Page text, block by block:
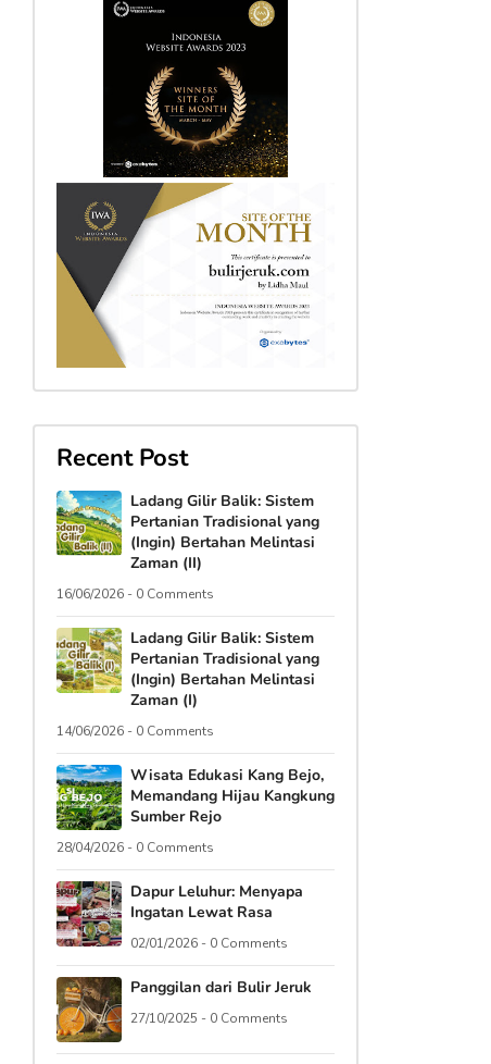
Recent Post
Ladang Gilir Balik: Sistem
Pertanian Tradisional yang
(Ingin) Bertahan Melintasi
Zaman (II)
16/06/2026 - 0 Comments
Ladang Gilir Balik: Sistem
Pertanian Tradisional yang
(Ingin) Bertahan Melintasi
Zaman (I)
14/06/2026 - 0 Comments
Wisata Edukasi Kang Bejo,
Memandang Hijau Kangkung
Sumber Rejo
28/04/2026 - 0 Comments
Dapur Leluhur: Menyapa
Ingatan Lewat Rasa
02/01/2026 - 0 Comments
Panggilan dari Bulir Jeruk
27/10/2025 - 0 Comments